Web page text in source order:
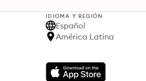
IDIOMA Y REGIÓN
Español
América Latina